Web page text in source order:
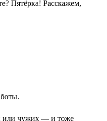
Пятёрка! Расскажем,
или чужих — и тоже